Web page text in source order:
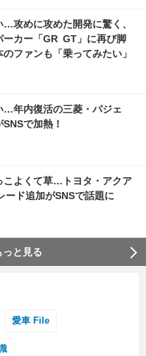
攻めに攻めた開発に驚く、
ーカー「GR GT」に再び脚
ファンも「乗ってみたい」
…年内復活の三菱・パジェ
で加熱！
こよくて草…トヨタ・アクア
ード追加がSNSで話題に
っと見る
愛車 File